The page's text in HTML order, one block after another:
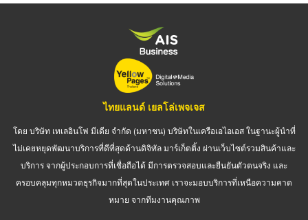
ไทยแลนด์ เยลโล่เพจเจส
โดย บริษัท เทเลอินโฟ มีเดีย จำกัด (มหาชน) บริษัทในเครือเอไอเอส ในฐานะผู้นำที่
ไม่เคยหยุดพัฒนาบริการที่ดีที่สุดด้านดิจิทัล มาร์เก็ตติ้ง ผ่านเว็บไซต์รวมสินค้าและ
บริการ จากผู้ประกอบการที่เชื่อถือได้ มีการตรวจสอบและยืนยันตัวตนจริง และ
ครอบคลุมทุกหมวดธุรกิจมากที่สุดในประเทศ เราจะมอบบริการที่เหนือความคาด
หมาย จากทีมงานคุณภาพ